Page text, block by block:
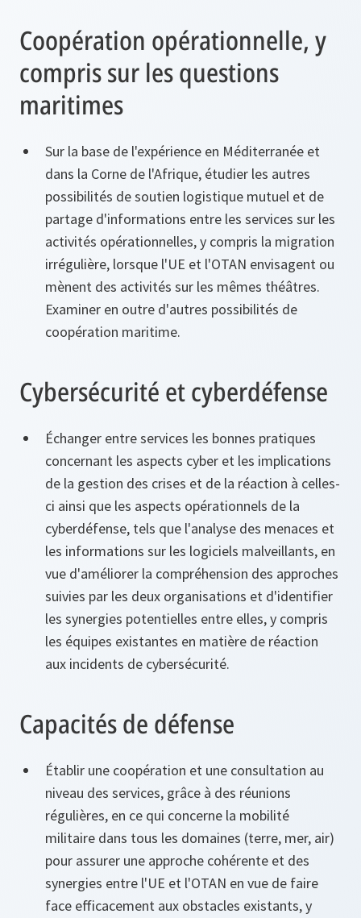
Coopération opérationnelle, y
compris sur les questions
maritimes
Sur la base de l'expérience en Méditerranée et
dans la Corne de l'Afrique, étudier les autres
possibilités de soutien logistique mutuel et de
partage d'informations entre les services sur les
activités opérationnelles, y compris la migration
irrégulière, lorsque l'UE et l'OTAN envisagent ou
mènent des activités sur les mêmes théâtres.
Examiner en outre d'autres possibilités de
coopération maritime.
Cybersécurité et cyberdéfense
Échanger entre services les bonnes pratiques
concernant les aspects cyber et les implications
de la gestion des crises et de la réaction à celles-
ci ainsi que les aspects opérationnels de la
cyberdéfense, tels que l'analyse des menaces et
les informations sur les logiciels malveillants, en
vue d'améliorer la compréhension des approches
suivies par les deux organisations et d'identifier
les synergies potentielles entre elles, y compris
les équipes existantes en matière de réaction
aux incidents de cybersécurité.
Capacités de défense
Établir une coopération et une consultation au
niveau des services, grâce à des réunions
régulières, en ce qui concerne la mobilité
militaire dans tous les domaines (terre, mer, air)
pour assurer une approche cohérente et des
synergies entre l'UE et l'OTAN en vue de faire
face efficacement aux obstacles existants, y